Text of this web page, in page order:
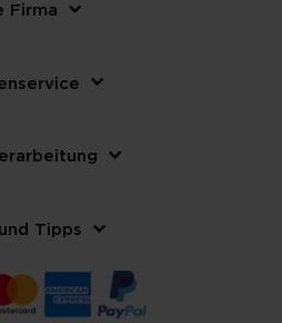
Firma
Tipps